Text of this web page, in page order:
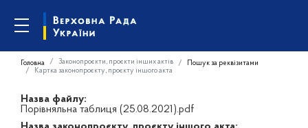
Головна Законопроєкти, проєкти інших актів
Пошук за реквізитами
Картка законопроєкту, проєкту іншого акта
Назва файлу:
Порівняльна таблиця (25.08.2021).pdf